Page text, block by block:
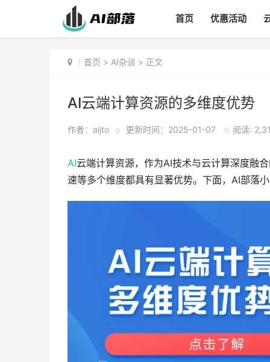
首页 优惠活动
首页 > AI杂谈 > 正文
AI云端计算资源的多维度优势
作者：aijto o 更新时间：2025-01-07 o 阅读:
AI云端计算资源，作为AI技术与云计算深度融
速等多个维度都具有显著优势。下面，AI部落